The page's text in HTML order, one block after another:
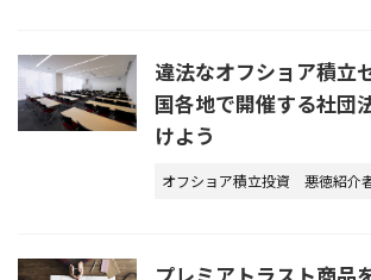
違法なオフショア積立
国各地で開催する社団
けよう
オフショア積立投資 悪徳紹介